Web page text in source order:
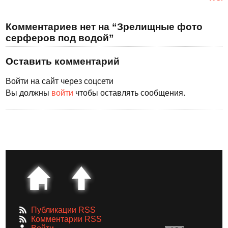
Комментариев нет на “Зрелищные фото
серферов под водой”
Оставить комментарий
Войти на сайт через соцсети
Вы должны войти чтобы оставлять сообщения.
Публикации RSS
Комментарии RSS